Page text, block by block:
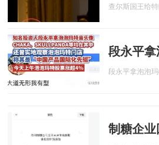
查尔斯国王给
段永平
段永平拿泡泡
制糖企